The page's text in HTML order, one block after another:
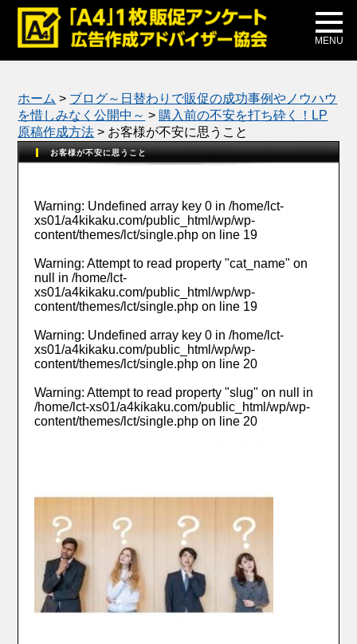
MENU
メディア掲載
公式ブログ
ホーム > ブログ～日替わりで販促の成功事例やノウハウ
を惜しみなく公開中～ > 購入前の不安を打ち砕く！LP
原稿作成方法 > お客様が不安に思うこと
お客様が不安に思うこと
Warning: Undefined array key 0 in/home/lct-
xs01/a4kikaku.com/public_html/wp/wp-
content/themes/lct/single.php on line 19
Warning: Attempt to read property "cat_name" on
null in/home/lct-
xs01/a4kikaku.com/public_html/wp/wp-
content/themes/lct/single.php on line 19
Warning: Undefined array key 0 in/home/lct-
xs01/a4kikaku.com/public_html/wp/wp-
content/themes/lct/single.php on line 20
Warning: Attempt to read property "slug" on null in
/home/lct-xs01/a4kikaku.com/public_html/wp/wp-
content/themes/lct/single.php on line 20